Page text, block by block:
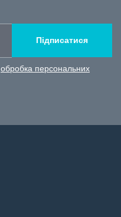
Підписатися
обробка персональних